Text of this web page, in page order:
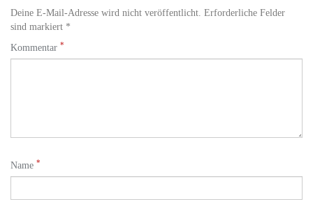
Deine E-Mail-Adresse wird nicht veröffentlicht. Erforderliche Felder
sind markiert *
Kommentar *
Name *